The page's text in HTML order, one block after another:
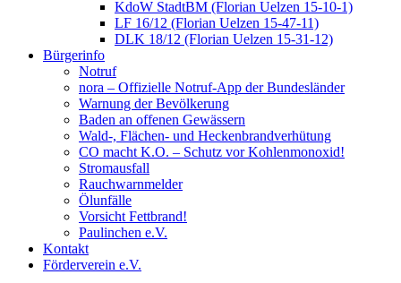
KdoW StadtBM (Florian Uelzen 15-10-1)
LF 16/12 (Florian Uelzen 15-47-11)
DLK 18/12 (Florian Uelzen 15-31-12)
Bürgerinfo
Notruf
nora – Offizielle Notruf-App der Bundesländer
Warnung der Bevölkerung
Baden an offenen Gewässern
Wald-, Flächen- und Heckenbrandverhütung
CO macht K.O. – Schutz vor Kohlenmonoxid!
Stromausfall
Rauchwarnmelder
Ölunfälle
Vorsicht Fettbrand!
Paulinchen e.V.
Kontakt
Förderverein e.V.